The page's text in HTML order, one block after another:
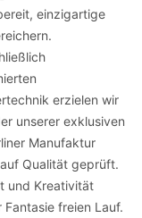
einzigartige
erzielen wir
unserer exklusiven
Manufaktur
Qualität geprüft.
und Kreativität
freien Lauf.